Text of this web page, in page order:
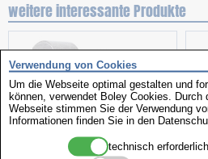
weitere interessante Produkte
Verwendung von Cookies
Um die Webseite optimal gestalten und
können, verwendet Boley Cookies. Durch
Webseite stimmen Sie der Verwendung
Informationen finden Sie in den
technisch erforderlich